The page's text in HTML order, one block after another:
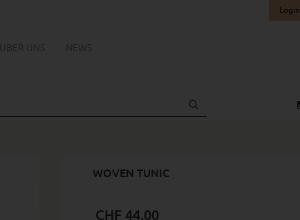
Login
ÜBER UNS NEWS
WOVEN TUNIC
CHF 44.00